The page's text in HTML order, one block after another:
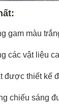
gam màu
các vật liệu
được thiết kế
chiếu sáng